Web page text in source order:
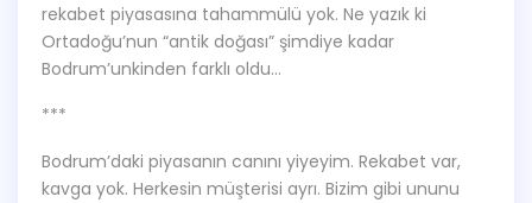
rekabet piyasasına tahammülü yok. Ne yazık ki
Ortadoğu’nun “antik doğası” şimdiye kadar
Bodrum’unkinden farklı oldu…
***
Bodrum’daki piyasanın canını yiyeyim. Rekabet var,
kavga yok. Herkesin müşterisi ayrı. Bizim gibi ununu